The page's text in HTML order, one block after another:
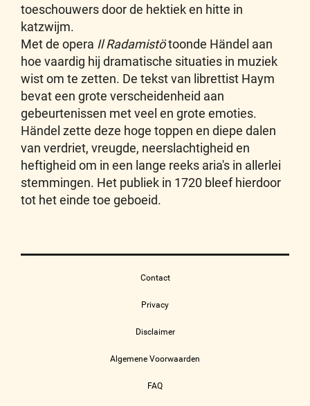
toeschouwers door de hektiek en hitte in
katzwijm.
Met de opera Il Radamistötoonde Händel aan
hoe vaardig hij dramatische situaties in muziek
wist om te zetten. De tekst van librettist Haym
bevat een grote verscheidenheid aan
gebeurtenissen met veel en grote emoties.
Händel zette deze hoge toppen en diepe dalen
van verdriet, vreugde, neerslachtigheid en
heftigheid om in een lange reeks aria's in allerlei
stemmingen. Het publiek in 1720 bleef hierdoor
tot het einde toe geboeid.
Contact
Privacy
Disclaimer
Algemene Voorwaarden
FAQ